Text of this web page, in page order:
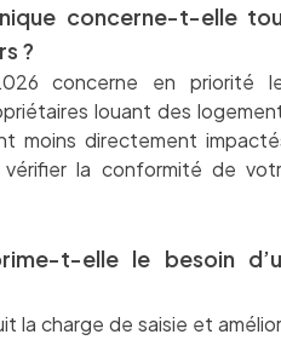
concerne-t-elle
?
concerne en priorité
louant des
moins directement
la conformité de
t-elle le besoin
la charge de saisie et